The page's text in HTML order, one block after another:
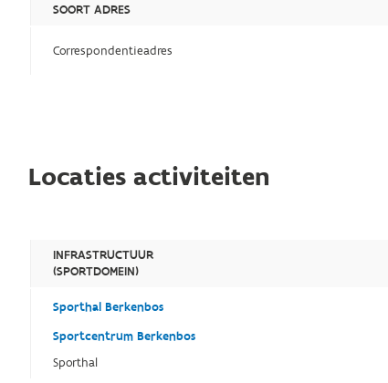
SOORT ADRES
Correspondentieadres
Locaties activiteiten
INFRASTRUCTUUR
(SPORTDOMEIN)
Sporthal Berkenbos
Sportcentrum Berkenbos
Sporthal